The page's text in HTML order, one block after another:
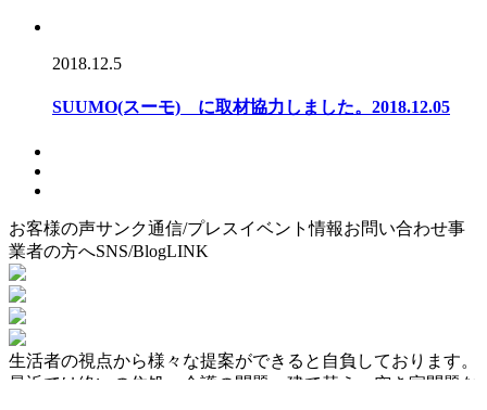
2018.12.5
SUUMO(スーモ) に取材協力しました。2018.12.05
お客様の声サンク通信/プレスイベント情報お問い合わせ事
業者の方へSNS/BlogLINK
生活者の視点から様々な提案ができると自負しております。
最近では終いの住処、介護の問題、建て替え、空き家問題な